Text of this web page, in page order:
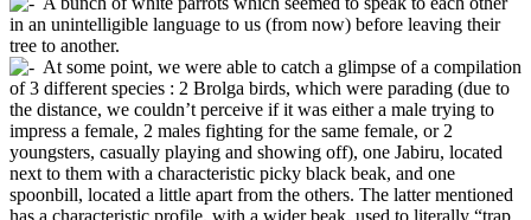
in an unintelligible language to us (from now) before leaving their
tree to another.
At some point, we were able to catch a glimpse of a compilation
of 3 different species : 2 Brolga birds, which were parading (due to
the distance, we couldn’t perceive if it was either a male trying to
impress a female, 2 males fighting for the same female, or 2
youngsters, casually playing and showing off), one Jabiru, located
next to them with a characteristic picky black beak, and one
spoonbill, located a little apart from the others. The latter mentioned
has a characteristic profile, with a wider beak, used to literally “trap